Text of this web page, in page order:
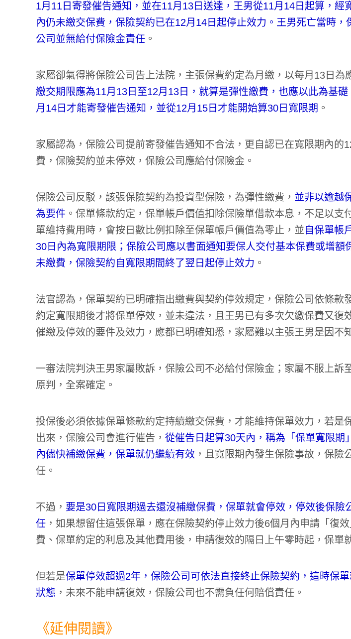
1月11日寄發催告通知，並在11月13日送達，王男從11月14日起算，經
內仍未繳交保費，保險契約已在12月14日起停止效力。王男死亡當時，
公司並無給付保險金責任 。
家屬卻氣得將保險公司告上法院，主張保費約定為月繳，以每月13日為
繳交期限應為11月13日至12月13日，就算是彈性繳費，也應以此為基
月14日才能寄發催告通知，並從12月15日才能開始算30日寬限期 。
家屬認為，保險公司提前寄發催告通知不合法，更自認已在寬限期內的
費，保險契約並未停效，保險公司應給付保險金。
保險公司反駁，該張保險契約為投資型保險，為彈性繳費， 並非以逾越
為要件 。保單條款約定，保單帳戶價值扣除保險單借款本息，不足以支
單維持費用時，會按日數比例扣除至保單帳戶價值為零止，並 自保單帳
30日內為寬限期限；保險公司應以書面通知要保人交付基本保費或增額
未繳費，保險契約自寬限期間終了翌日起停止效力 。
法官認為，保單契約已明確指出繳費與契約停效規定，保險公司依條款
約定寬限期後才將保單停效，並未違法，且王男已有多次欠繳保費又復
催繳及停效的要件及效力，應都已明確知悉，家屬難以主張王男是因不
一審法院判決王男家屬敗訴，保險公司不必給付保險金；家屬不服上訴
原判，全案確定。
投保後必須依據保單條款約定持續繳交保費，才能維持保單效力，若是
出來，保險公司會進行催告， 從催告日起算30天內，稱為「保單寬限期
內儘快補繳保費，保單就仍繼續有效 ，且寬限期內發生保險事故，保險
任。
不過， 要是30日寬限期過去還沒補繳保費，保單就會停效，停效後保險
任 ，如果想留住這張保單，應在保險契約停止效力後6個月內申請「復
費、保單約定的利息及其他費用後，申請復效的隔日上午零時起，保單
但若是保單停效超過2年，保險公司可依法直接終止保險契約，這時保單
狀態 ，未來不能申請復效，保險公司也不需負任何賠償責任。
《延伸閱讀》